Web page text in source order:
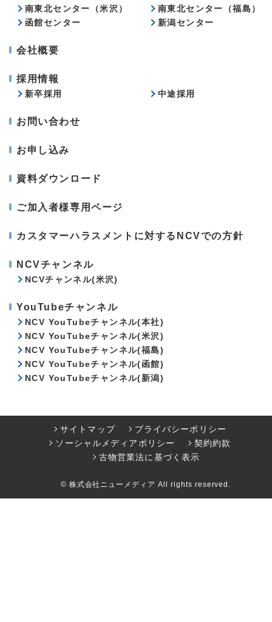
南東北センター（米沢）
南東北センター（福島）
函館センター
新潟センター
会社概要
採用情報
新卒採用 中途採用
お問い合わせ
お申し込み
資料ダウンロード
ご加入者様専用ページ
カスタマーハラスメントに対するNCVでの方針
NCVチャンネル
NCVチャンネル(米沢)
YouTubeチャンネル
NCV YouTubeチャンネル(本社)
NCV YouTubeチャンネル(米沢)
NCV YouTubeチャンネル(福島)
NCV YouTubeチャンネル(函館)
NCV YouTubeチャンネル(新潟)
サイトマップ
プライバシーポリシー
ソーシャルメディアポリシー
契約約款
古物営業法に基づく表示
© 株式会社ニューメディア All rights reserved.